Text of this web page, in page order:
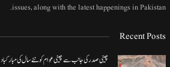
issues, along with the latest happenings in Pakistan.
Recent Posts
چینی صدر کی جانب سے چینی عوام کو نئے سال کی مبارکباد